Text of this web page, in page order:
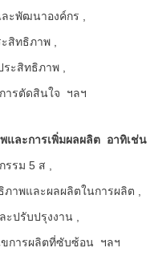
ะพัฒนาองค์กร ,
สิทธิภาพ ,
ะสิทธิภาพ ,
ารตัดสินใจ ฯลฯ
ละการเพิ่มผลผลิต อาทิเช่น
รม 5 ส ,
าพและผลผลิตในการผลิต ,
ะปรับปรุงงาน ,
ขการผลิตที่ซับซ้อน ฯลฯ